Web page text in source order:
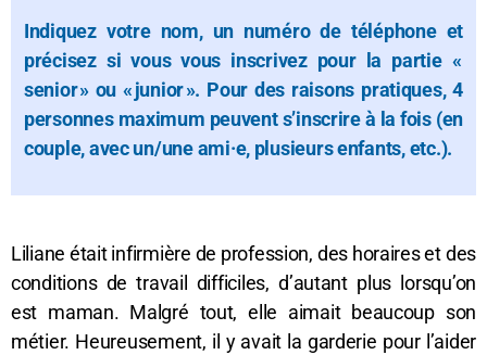
Indiquez votre nom, un numéro de téléphone et
précisez si vous vous inscrivez pour la partie «
senior » ou « junior ». Pour des raisons pratiques, 4
personnes maximum peuvent s’inscrire à la fois (en
couple, avec un/une ami·e, plusieurs enfants, etc.).
Liliane était infirmière de profession, des horaires et des
conditions de travail difficiles, d’autant plus lorsqu’on
est maman. Malgré tout, elle aimait beaucoup son
métier. Heureusement, il y avait la garderie pour l’aider